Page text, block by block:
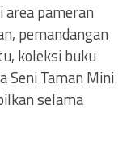
pameran
pemandangan
koleksi buku
Seni Taman Mini
selama